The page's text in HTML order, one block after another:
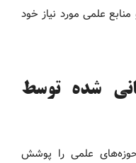
علمی مورد نیاز خود
شده توسط
علمی را پوشش